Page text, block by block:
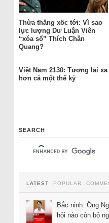
Thừa thắng xốc tới: Vì sao
lực lượng Dư Luận Viên
“xóa sổ” Thích Chân
Quang?
Việt Nam 2130: Tương lai xa
hơn cả một thế kỷ
SEARCH
LATEST POPULAR
Bắc ninh: Ông
hỏi nào còn bỏ